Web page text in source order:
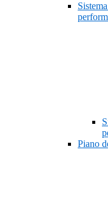
Piano